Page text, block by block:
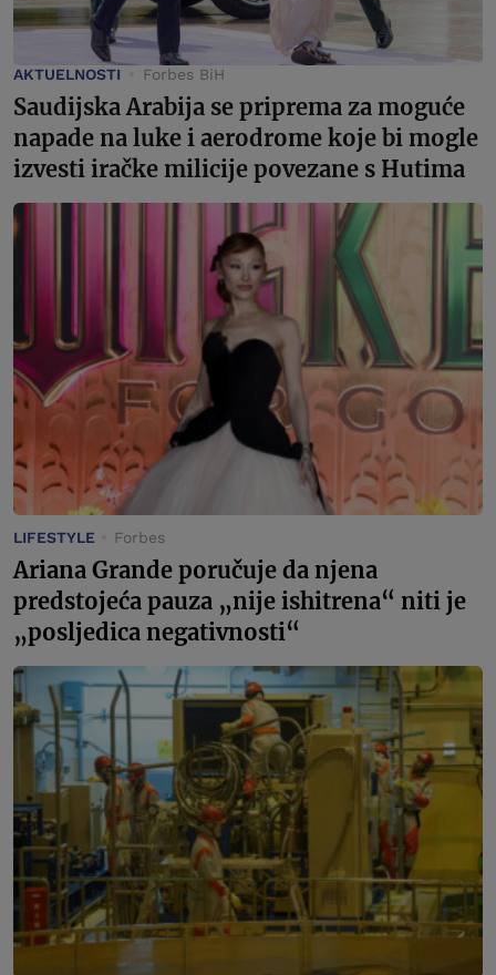
AKTUELNOSTI Forbes BiH
Saudijska Arabija se priprema za moguće
napade na luke i aerodrome koje bi mogle
izvesti iračke milicije povezane s Hutima
LIFESTYLE Forbes
Ariana Grande poručuje da njena
predstojeća pauza „nije ishitrena“ niti je
„posljedica negativnosti“